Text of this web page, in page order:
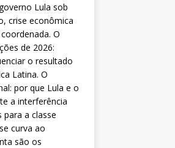
Lula sob
crise econômica
O
de 2026:
o resultado
Latina. O
por que Lula e o
a interferência
para a classe
curva ao
são os